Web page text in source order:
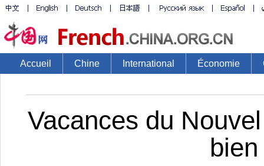
Accueil Chine International Économie
Vacances du